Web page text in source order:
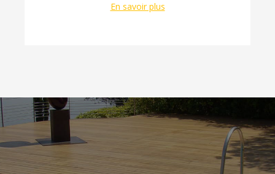
En savoir plus